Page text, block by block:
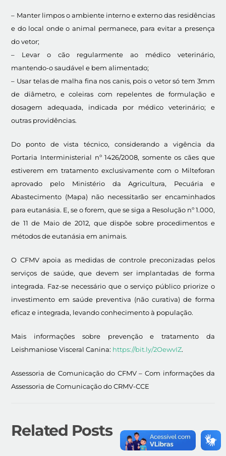
– Manter limpos o ambiente interno e externo das residências
e do local onde o animal permanece, para evitar a presença
do vetor;
– Levar o cão regularmente ao médico veterinário,
mantendo-o saudável e bem alimentado;
– Usar telas de malha fina nos canis, pois o vetor só tem 3mm
de diâmetro, e coleiras com repelentes de formulação e
dosagem adequada, indicada por médico veterinário; e
outras providências.
Do ponto de vista técnico, considerando a vigência da
Portaria Interministerial nº 1426/2008, somente os cães que
estiverem em tratamento exclusivamente com o Milteforan
aprovado pelo Ministério da Agricultura, Pecuária e
Abastecimento (Mapa) não necessitarão ser encaminhados
para eutanásia. E, se o forem, que se siga a Resolução nº 1.000,
de 11 de Maio de 2012, que dispõe sobre procedimentos e
métodos de eutanásia em animais.
O CFMV apoia as medidas de controle preconizadas pelos
serviços de saúde, que devem ser implantadas de forma
integrada. Faz-se necessário que o serviço público priorize o
investimento em saúde preventiva (não curativa) de forma
eficaz e integrada, levando conhecimento à população.
Mais informações sobre prevenção e tratamento da
Leishmaniose Visceral Canina: https://bit.ly/2OewvIZ.
Assessoria de Comunicação do CFMV – Com informações da
Assessoria de Comunicação do CRMV-CCE
Related Posts